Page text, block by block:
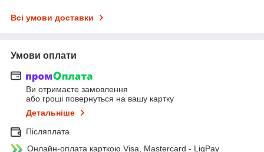
Всі умови доставки
Умови оплати
Ви отримаєте замовлення
або гроші повернуться на вашу картку
Детальніше
Післяплата
Онлайн-оплата карткою Visa, Mastercard - LiqPay